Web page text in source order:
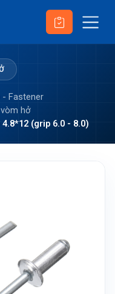
- Fastener
hở
(grip 6.0 - 8.0)